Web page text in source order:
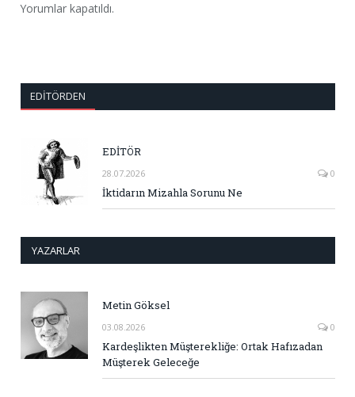
Yorumlar kapatıldı.
EDITÖRDEN
EDİTÖR
28.07.2026 0
İktidarın Mizahla Sorunu Ne
YAZARLAR
Metin Göksel
03.08.2026 0
Kardeşlikten Müşterekliğe: Ortak Hafızadan
Müşterek Geleceğe